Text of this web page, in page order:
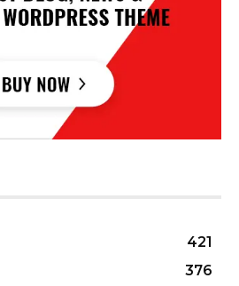
421
376